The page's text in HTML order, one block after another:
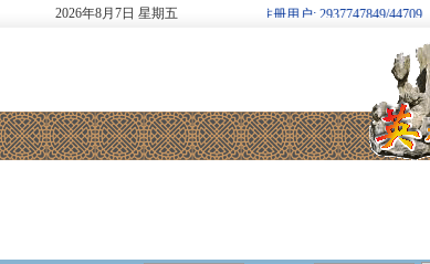
2026年8月 7日 星期五 欢迎新注册用户: 2937747849/44709